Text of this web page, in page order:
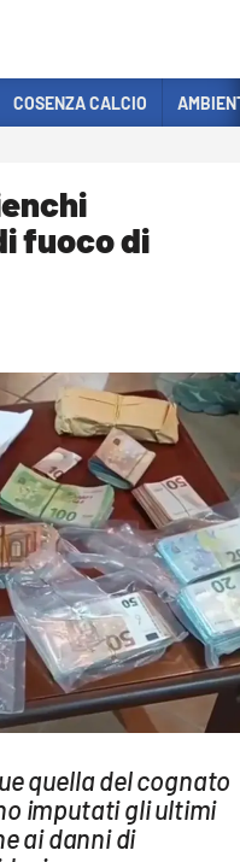
COSENZA CALCIO
fuoco di
quella del cognato
imputati gli ultimi
ai danni di